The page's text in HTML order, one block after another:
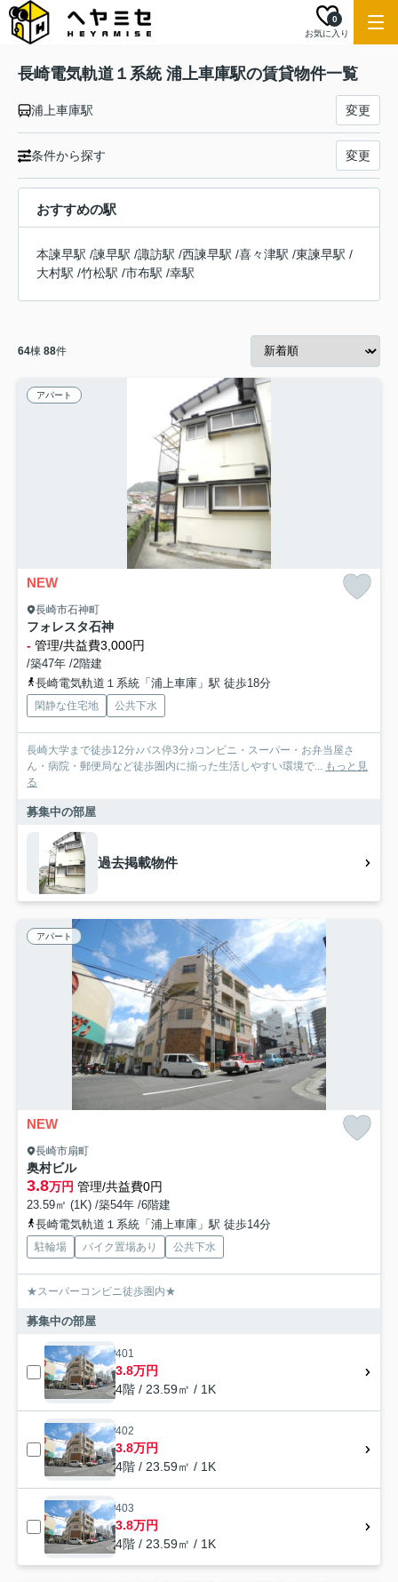
お気に入り
0
長崎電気軌道１系統 浦上車庫駅の賃貸物件一覧
浦上車庫駅 変更
条件から探す 変更
おすすめの駅
本諫早駅 /諫早駅 /諏訪駅 /西諫早駅 /喜々津駅 /東諫早駅 /
大村駅 /竹松駅 /市布駅 /幸駅
64棟 88件
アパート
NEW
長崎市石神町
フォレスタ石神
- 管理/共益費3,000円
/築47年 /2階建
長崎電気軌道１系統「浦上車庫」駅 徒歩18分
閑静な住宅地 公共下水
長崎大学まで徒歩12分♪バス停3分♪コンビニ・スーパー・お弁当屋さ
ん・病院・郵便局など徒歩圏内に揃った生活しやすい環境で... もっと見
る
募集中の部屋
過去掲載物件
アパート
NEW
長崎市扇町
奥村ビル
3.8万円 管理/共益費0円
23.59㎡ (1K) /築54年 /6階建
長崎電気軌道１系統「浦上車庫」駅 徒歩14分
駐輪場 バイク置場あり 公共下水
★スーパーコンビニ徒歩圏内★
募集中の部屋
401
3.8万円
4階 / 23.59㎡ / 1K
402
3.8万円
4階 / 23.59㎡ / 1K
403
3.8万円
4階 / 23.59㎡ / 1K